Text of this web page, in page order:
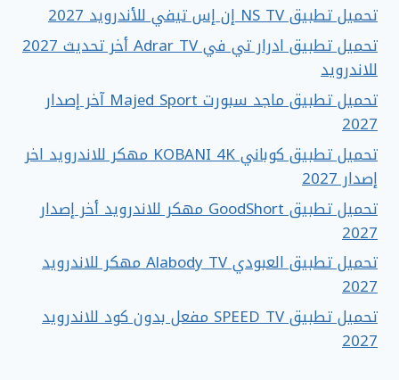
تحميل تطبيق NS TV إن إس تيفي للأندرويد 2027
تحميل تطبيق ادرار تي في Adrar TV أخر تحديث 2027
للاندرويد
تحميل تطبيق ماجد سبورت Majed Sport آخر إصدار
2027
تحميل تطبيق كوباني KOBANI 4K مهكر للاندرويد اخر
إصدار 2027
تحميل تطبيق GoodShort مهكر للاندرويد أخر إصدار
2027
تحميل تطبيق العبودي Alabody TV مهكر للاندرويد
2027
تحميل تطبيق SPEED TV مفعل بدون كود للاندرويد
2027